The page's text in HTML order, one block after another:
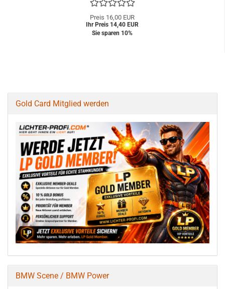
Preis 16,00 EUR
Ihr Preis 14,40 EUR
Sie sparen 10%
Gold Card Mitglied werden
BMW Scene / BMW Power